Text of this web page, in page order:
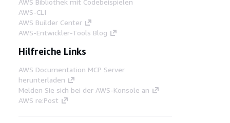
AWS-CLI
AWS Builder Center
AWS-Entwickler-Tools Blog
Hilfreiche Links
AWS Documentation MCP Server
herunterladen
Melden Sie sich bei der AWS-Konsole an
AWS re:Post